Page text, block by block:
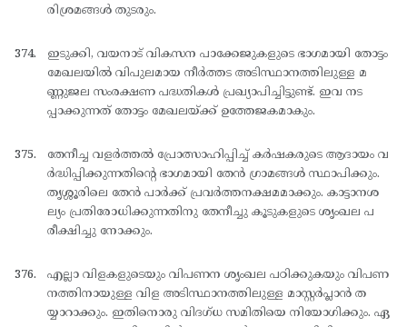
രിശ്രമങ്ങള്‍ തുടരും.
ഇടുക്കി, വയനാട് വികസന പാക്കേജുകളുടെ ഭാഗമായി തോട്ടം
മേഖലയില്‍ വിപുലമായ നീര്‍ത്തട അടിസ്ഥാനത്തിലുള്ള മ
ണ്ണുജല സംരക്ഷണ പദ്ധതികള്‍ പ്രഖ്യാപിച്ചിട്ടുണ്ട്. ഇവ നട
പ്പാക്കുന്നത് തോട്ടം മേഖലയ്ക്ക് ഉത്തേജകമാകും.
തേനീച്ച വളര്‍ത്തല്‍ പ്രോത്സാഹിപ്പിച്ച് കര്‍ഷകരുടെ ആദായം വ
ര്‍ദ്ധിപ്പിക്കുന്നതിന്റെ ഭാഗമായി തേന്‍ ഗ്രാമങ്ങള്‍ സ്ഥാപിക്കും.
തൃശ്ശൂരിലെ തേന്‍ പാര്‍ക്ക് പ്രവര്‍ത്തനക്ഷമമാക്കും. കാട്ടാനശ
ല്യം പ്രതിരോധിക്കുന്നതിനു തേനീച്ചു കൂടുകളുടെ ശൃംഖല പ
രീക്ഷിച്ചു നോക്കും.
എല്ലാ വിളകളുടെയും വിപണന ശൃംഖല പഠിക്കുകയും വിപണ
നത്തിനായുള്ള വിള അടിസ്ഥാനത്തിലുള്ള മാസ്റ്റര്‍പ്ലാന്‍ ത
യ്യാറാക്കും. ഇതിനൊരു വിദഗ്ധ സമിതിയെ നിയോഗിക്കും. ഏ